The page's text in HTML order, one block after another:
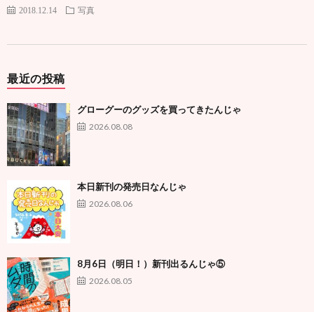
2018.12.14 写真
最近の投稿
グローグーのグッズを買ってきたんじゃ
2026.08.08
本日新刊の発売日なんじゃ
2026.08.06
8月6日（明日！）新刊出るんじゃ⑤
2026.08.05